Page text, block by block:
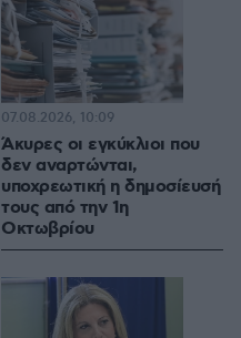
Άκυρες οι εγκύκλιοι που
δεν αναρτώνται,
υποχρεωτική η δημοσίευσή
τους από την 1η
Οκτωβρίου
07.08.2026, 10:09